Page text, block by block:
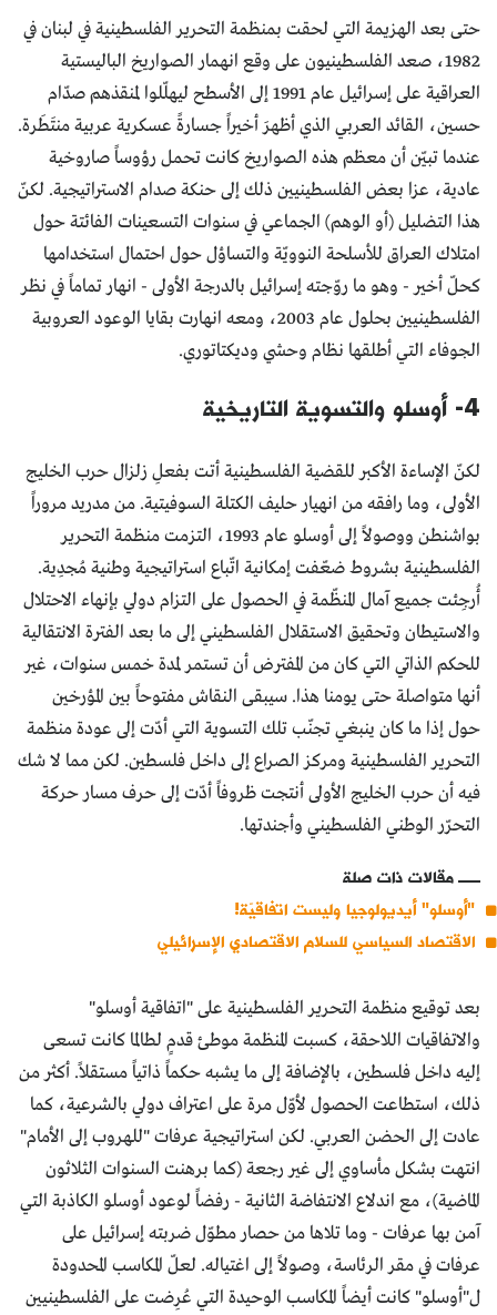
حتى بعد الهزيمة التي لحقت بمنظمة التحرير الفلسطينية في لبنان في
1982، صعد الفلسطينيون على وقع انهمار الصواريخ الباليستية
العراقية على إسرائيل عام 1991 إلى الأسطح ليهلّلوا لمنقذهم صدّام
حسين، القائد العربي الذي أظهرَ أخيراً جسارةً عسكرية عربية منتَطَرة.
عندما تبيّن أن معظم هذه الصواريخ كانت تحمل رؤوساً صاروخية
عادية، عزا بعض الفلسطينيين ذلك إلى حنكة صدام الاستراتيجية. لكنّ
هذا التضليل (أو الوهم) الجماعي في سنوات التسعينات الفائتة حول
امتلاك العراق للأسلحة النوويّة والتساؤل حول احتمال استخدامها
كحلّ أخير - وهو ما روّجته إسرائيل بالدرجة الأولى - انهار تماماً في نظر
الفلسطينيين بحلول عام 2003، ومعه انهارت بقايا الوعود العروبية
الجوفاء التي أطلقها نظام وحشي وديكتاتوري.
4- أوسلو والتسوية التاريخية
لكنّ الإساءة الأكبر للقضية الفلسطينية أتت بفعلِ زلزال حرب الخليج
الأولى، وما رافقه من انهيار حليف الكتلة السوفيتية. من مدريد مروراً
بواشنطن ووصولاً إلى أوسلو عام 1993، التزمت منظمة التحرير
الفلسطينية بشروط ضعّفت إمكانية اتّباع استراتيجية وطنية مُجدِية.
أُرجِئت جميع آمال المنظّمة في الحصول على التزام دولي بإنهاء الاحتلال
والاستيطان وتحقيق الاستقلال الفلسطيني إلى ما بعد الفترة الانتقالية
للحكم الذاتي التي كان من المفترض أن تستمر لمدة خمس سنوات، غير
أنها متواصلة حتى يومنا هذا. سيبقى النقاش مفتوحاً بين المؤرخين
حول إذا ما كان ينبغي تجنّب تلك التسوية التي أدّت إلى عودة منظمة
التحرير الفلسطينية ومركز الصراع إلى داخل فلسطين. لكن مما لا شك
فيه أن حرب الخليج الأولى أنتجت ظروفاً أدّت إلى حرف مسار حركة
التحرّر الوطني الفلسطيني وأجندتها.
مقالات ذات صلة
"أوسلو" أيديولوجيا وليست اتفاقيّة!
الاقتصاد السياسي للسلام الاقتصادي الإسرائيلي
بعد توقيع منظمة التحرير الفلسطينية على "اتفاقية أوسلو"
والاتفاقيات اللاحقة، كسبت المنظمة موطئ قدمٍ لطالما كانت تسعى
إليه داخل فلسطين، بالإضافة إلى ما يشبه حكماً ذاتياً مستقلاً. أكثر من
ذلك، استطاعت الحصول لأوّل مرة على اعتراف دولي بالشرعية، كما
عادت إلى الحضن العربي. لكن استراتيجية عرفات "للهروب إلى الأمام"
انتهت بشكل مأساوي إلى غير رجعة (كما برهنت السنوات الثلاثون
الماضية)، مع اندلاع الانتفاضة الثانية - رفضاً لوعود أوسلو الكاذبة التي
آمن بها عرفات - وما تلاها من حصار مطوّل ضربته إسرائيل على
عرفات في مقر الرئاسة، وصولاً إلى اغتياله. لعلّ المكاسب المحدودة
ل"أوسلو" كانت أيضاً المكاسب الوحيدة التي عُرِضت على الفلسطينيين